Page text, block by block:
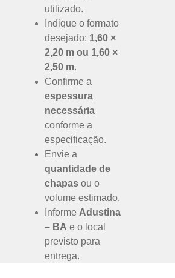
utilizado.
Indique o formato
desejado: 1,60 ×
2,20 m ou 1,60 ×
2,50 m.
Confirme a
espessura
necessária
conforme a
especificação.
Envie a
quantidade de
chapas ou o
volume estimado.
Informe Adustina
– BA e o local
previsto para
entrega.